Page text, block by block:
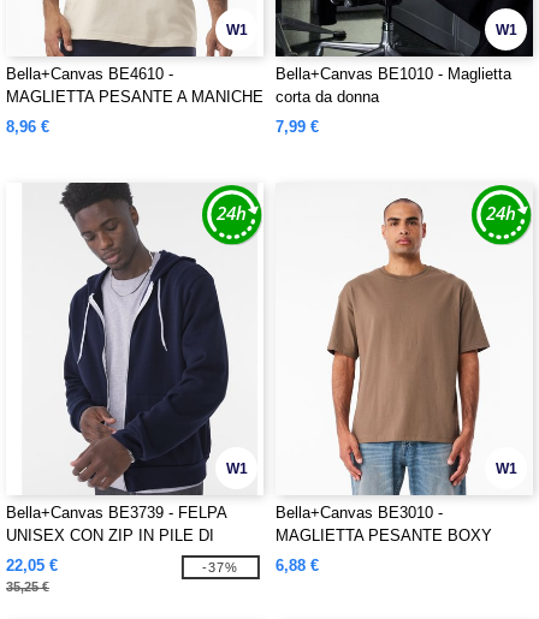
W1
Bella+Canvas BE4610 -
MAGLIETTA PESANTE A MANICHE
CORTE UNISEX
8,96 €
W1
Bella+Canvas BE1010 - Maglietta
corta da donna
7,99 €
W1
Bella+Canvas BE3739 - FELPA
UNISEX CON ZIP IN PILE DI
POLICOTONE
22,05 €
35,25 €
-37%
W1
Bella+Canvas BE3010 -
MAGLIETTA PESANTE BOXY
UNISEX
6,88 €